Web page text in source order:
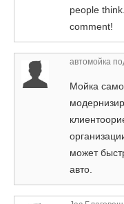
people
comment!
автомойка
Мойка
может
авто.